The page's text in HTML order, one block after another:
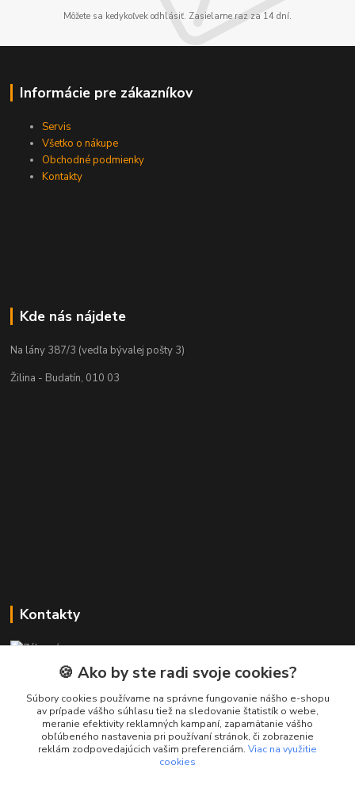
Môžete sa kedykoľvek odhlásiť. Zasielame raz za 14 dní.
Informácie pre zákazníkov
Servis
Všetko o nákupe
Obchodné podmienky
Kontakty
Kde nás nájdete
Na lány 387/3 (vedľa bývalej pošty 3)
Žilina - Budatín, 010 03
Kontakty
+421 911 010 560
Po-Pia, 13-17 hod.
info@presmartfon.sk
🍪 Ako by ste radi svoje cookies?
Súbory cookies používame na správne fungovanie nášho e-shopu
av prípade vášho súhlasu tiež na sledovanie štatistík o webe,
meranie efektivity reklamných kampaní, zapamätanie vášho
obľúbeného nastavenia pri používaní stránok, či zobrazenie
reklám zodpovedajúcich vašim preferenciám. Viac na využitie
cookies